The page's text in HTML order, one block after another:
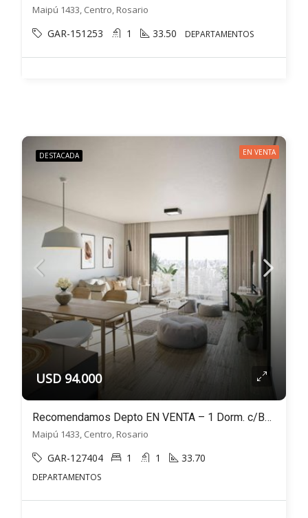
Maipú 1433, Centro, Rosario
GAR-151253 1 33.50 DEPARTAMENTOS
DESTACADA EN VENTA
USD 94.000
Recomendamos Depto EN VENTA – 1 Dorm. c/Balcón y Amenities – Maipu 1433, Rosario
Maipú 1433, Centro, Rosario
GAR-127404 1 1 33.70
DEPARTAMENTOS